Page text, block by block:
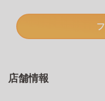
店舗情報